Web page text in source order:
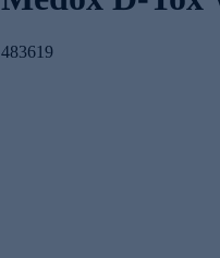
483619